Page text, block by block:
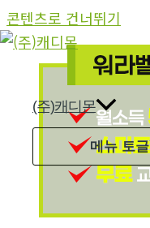
콘텐츠로 건너뛰기
(주)캐디몬
메뉴 토글